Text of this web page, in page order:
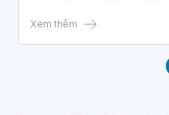
Xem thêm